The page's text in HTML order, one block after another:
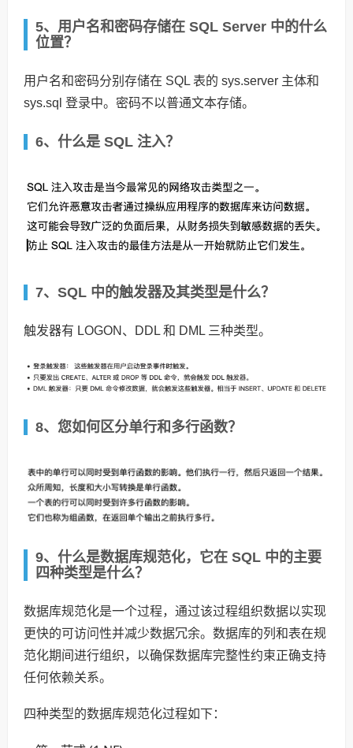
5、用户名和密码存储在 SQL Server 中的什么
位置？
用户名和密码分别存储在 SQL 表的 sys.server 主体和
sys.sql 登录中。密码不以普通文本存储。
6、什么是 SQL 注入？
7、SQL 中的触发器及其类型是什么？
触发器有 LOGON、DDL 和 DML 三种类型。
8、您如何区分单行和多行函数？
9、什么是数据库规范化，它在 SQL 中的主要
四种类型是什么？
数据库规范化是一个过程，通过该过程组织数据以实现
更快的可访问性并减少数据冗余。数据库的列和表在规
范化期间进行组织，以确保数据库完整性约束正确支持
任何依赖关系。
四种类型的数据库规范化过程如下：